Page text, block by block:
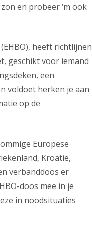
en probeer ‘m ook
heeft richtlijnen
geschikt voor iemand
een
voldoet herken je aan
op de
Europese
Kroatië,
verbanddoos er
doos mee in je
in noodsituaties